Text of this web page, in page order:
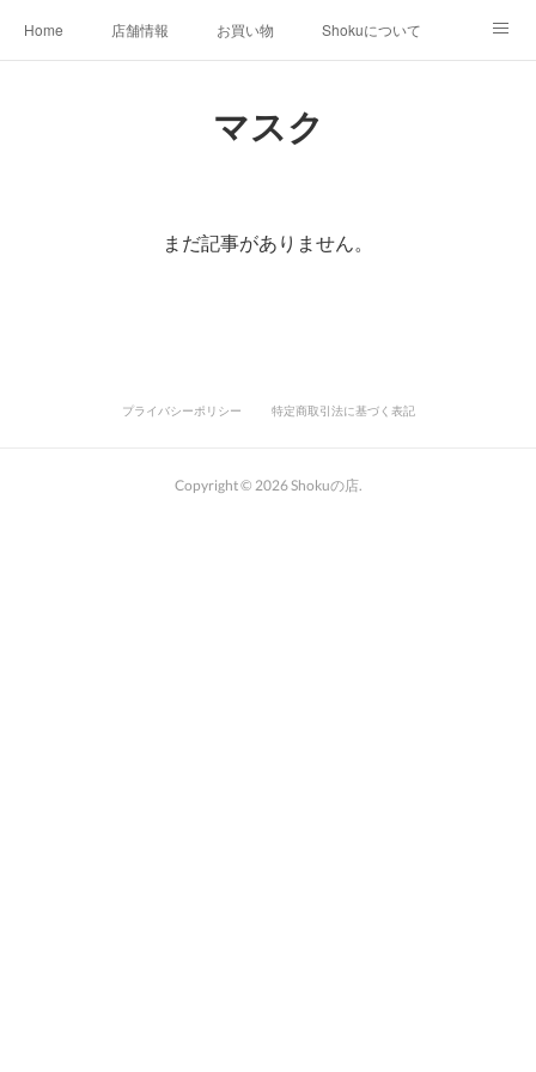
Home 店舗情報 お買い物 Shokuについて
マスク
まだ記事がありません。
プライバシーポリシー 特定商取引法に基づく表記
Copyright © 2026Shokuの店.